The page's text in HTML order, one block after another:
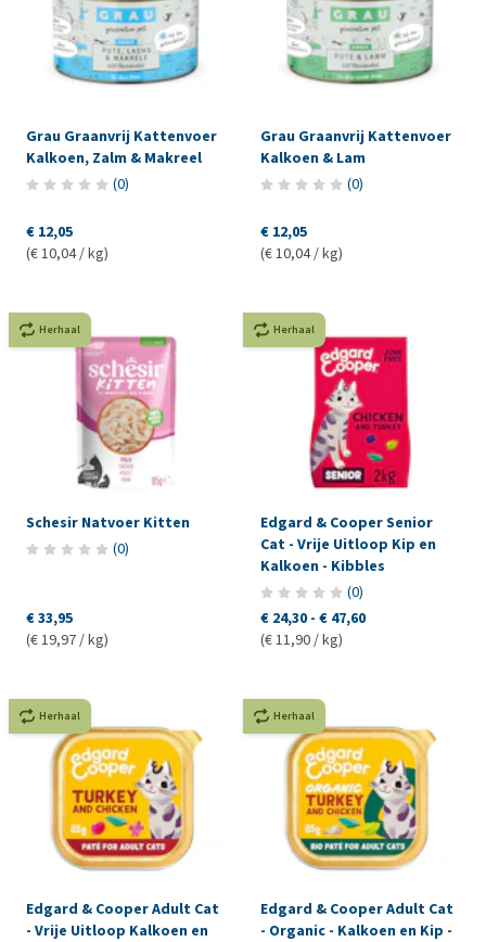
Grau Graanvrij Kattenvoer
Kalkoen, Zalm & Makreel
(0)
€ 12,05
(€ 10,04 / kg)
Grau Graanvrij Kattenvoer
Kalkoen & Lam
(0)
€ 12,05
(€ 10,04 / kg)
Herhaal
Schesir Natvoer Kitten
(0)
€ 33,95
(€ 19,97 / kg)
Herhaal
Edgard & Cooper Senior
Cat - Vrije Uitloop Kip en
Kalkoen - Kibbles
(0)
€ 24,30 - € 47,60
(€ 11,90 / kg)
Herhaal
Edgard & Cooper Adult Cat
- Vrije Uitloop Kalkoen en
Herhaal
Edgard & Cooper Adult Cat
- Organic - Kalkoen en Kip -